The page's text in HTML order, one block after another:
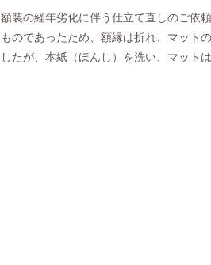
額装の経年劣化に伴う仕立て直しのご依
ものであったため、額縁は折れ、マット
したが、本紙（ほんし）を洗い、マット